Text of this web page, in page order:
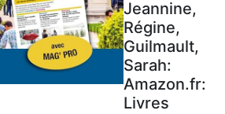
Jeannine,
Régine,
Guilmault,
Sarah:
Amazon.fr:
Livres